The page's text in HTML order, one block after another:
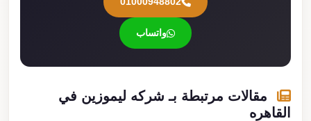
واتساب
مقالات مرتبطة بـ شركه ليموزين في
القاهره